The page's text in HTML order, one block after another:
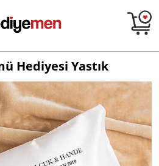
Hediyesi Yastık